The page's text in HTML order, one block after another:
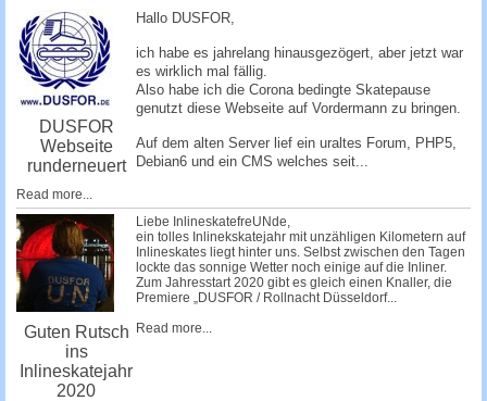
DUSFOR
Webseite
runderneuert
Hallo DUSFOR,
ich habe es jahrelang hinausgezögert, aber jetzt war
es wirklich mal fällig.
Also habe ich die Corona bedingte Skatepause
genutzt diese Webseite auf Vordermann zu bringen.
Auf dem alten Server lief ein uraltes Forum, PHP5,
Debian6 und ein CMS welches seit...
Read more...
Guten Rutsch
ins
Inlineskatejahr
2020
Liebe InlineskatefreUNde,
ein tolles Inlinekskatejahr mit unzähligen Kilometern auf
Inlineskates liegt hinter uns. Selbst zwischen den Tagen
lockte das sonnige Wetter noch einige auf die Inliner.
Zum Jahresstart 2020 gibt es gleich einen Knaller, die
Premiere „DUSFOR / Rollnacht Düsseldorf...
Read more...